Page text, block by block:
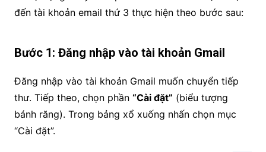
đến tài khoản email thứ 3 thực hiện theo bước sau:
Bước 1: Đăng nhập vào tài khoản Gmail
Đăng nhập vào tài khoản Gmail muốn chuyển tiếp
thư. Tiếp theo, chọn phần “Cài đặt” (biểu tượng
bánh răng). Trong bảng xổ xuống nhấn chọn mục
“Cài đặt”.